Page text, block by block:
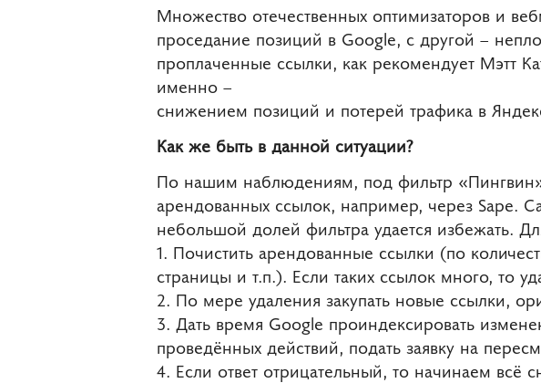
Множество отечественных оптимизаторов и
проседание позиций в Google, с другой –
проплаченные ссылки, как рекомендует Мэтт
именно –
снижением позиций и потерей трафика в
Как же быть в данной ситуации?
По нашим наблюдениям, под фильтр
арендованных ссылок, например, через Sape.
небольшой долей фильтра удается избежать.
1. Почистить арендованные ссылки (по
страницы и т.п.). Если таких ссылок много, то
2. По мере удаления закупать новые ссылки,
3. Дать время Google проиндексировать
проведённых действий, подать заявку на
4. Если ответ отрицательный, то начинаем всё